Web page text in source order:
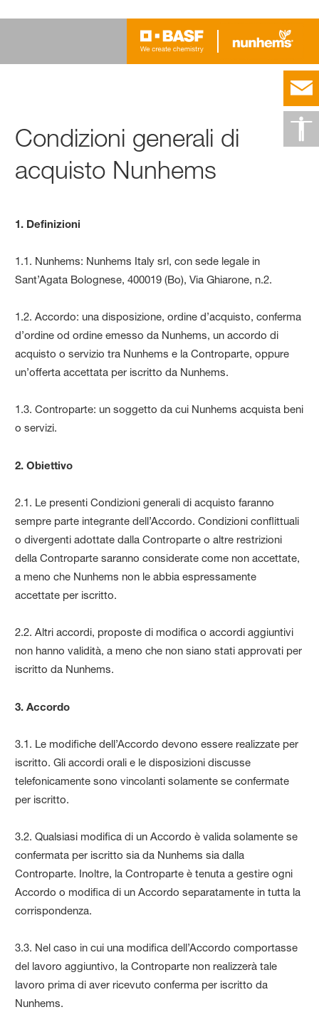
Condizioni generali di
acquisto Nunhems
1. Definizioni
1.1. Nunhems: Nunhems Italy srl, con sede legale in
Sant’Agata Bolognese, 400019 (Bo), Via Ghiarone, n.2.
1.2. Accordo: una disposizione, ordine d’acquisto, conferma
d’ordine od ordine emesso da Nunhems, un accordo di
acquisto o servizio tra Nunhems e la Controparte, oppure
un’offerta accettata per iscritto da Nunhems.
1.3. Controparte: un soggetto da cui Nunhems acquista beni
o servizi.
2. Obiettivo
2.1. Le presenti Condizioni generali di acquisto faranno
sempre parte integrante dell’Accordo. Condizioni conflittuali
o divergenti adottate dalla Controparte o altre restrizioni
della Controparte saranno considerate come non accettate,
a meno che Nunhems non le abbia espressamente
accettate per iscritto.
2.2. Altri accordi, proposte di modifica o accordi aggiuntivi
non hanno validità, a meno che non siano stati approvati per
iscritto da Nunhems.
3. Accordo
3.1. Le modifiche dell’Accordo devono essere realizzate per
iscritto. Gli accordi orali e le disposizioni discusse
telefonicamente sono vincolanti solamente se confermate
per iscritto.
3.2. Qualsiasi modifica di un Accordo è valida solamente se
confermata per iscritto sia da Nunhems sia dalla
Controparte. Inoltre, la Controparte è tenuta a gestire ogni
Accordo o modifica di un Accordo separatamente in tutta la
corrispondenza.
3.3. Nel caso in cui una modifica dell’Accordo comportasse
del lavoro aggiuntivo, la Controparte non realizzerà tale
lavoro prima di aver ricevuto conferma per iscritto da
Nunhems.